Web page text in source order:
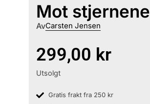
Mot stjernene
AvCarsten Jensen
299,00 kr
Utsolgt
Gratis frakt fra 250 kr